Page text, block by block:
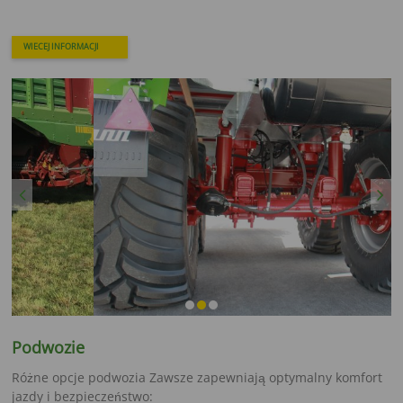
WIECEJ INFORMACJI
Previous
Podwozie
Różne opcje podwozia Zawsze zapewniają optymalny komfort
jazdy i bezpieczeństwo: